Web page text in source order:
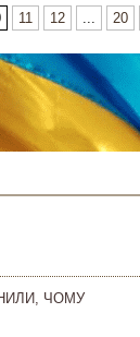
11 12 ... 20
ЧОМУ